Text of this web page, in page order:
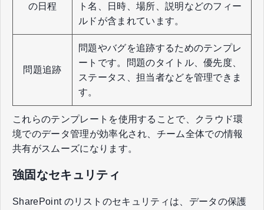
の日程
ト名、日時、場所、説明などのフィー
ルドが含まれています。
問題追跡
問題やバグを追跡するためのテンプレ
ートです。問題のタイトル、優先度、
ステータス、担当者などを管理できま
す。
これらのテンプレートを使用することで、クラウド環
境でのデータ管理が効率化され、チーム全体での情報
共有がスムーズになります。
強固なセキュリティ
SharePoint のリストのセキュリティは、データの保護